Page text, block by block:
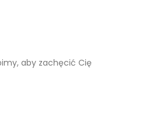
aby zachęcić Cię